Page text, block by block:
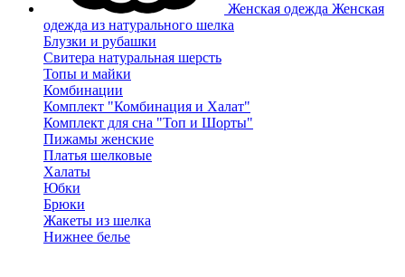
Женская одежда Женская
одежда из натурального шелка
Блузки и рубашки
Свитера натуральная шерсть
Топы и майки
Комбинации
Комплект "Комбинация и Халат"
Комплект для сна "Топ и Шорты"
Пижамы женские
Платья шелковые
Халаты
Юбки
Брюки
Жакеты из шелка
Нижнее белье